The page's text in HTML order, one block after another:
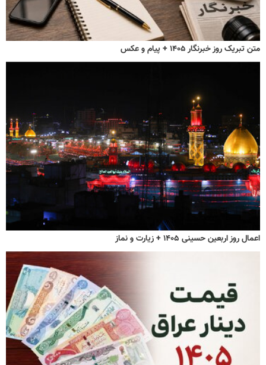
متن تبریک روز خبرنگار ۱۴۰۵ + پیام و عکس
اعمال روز اربعین حسینی ۱۴۰۵ + زیارت و نماز